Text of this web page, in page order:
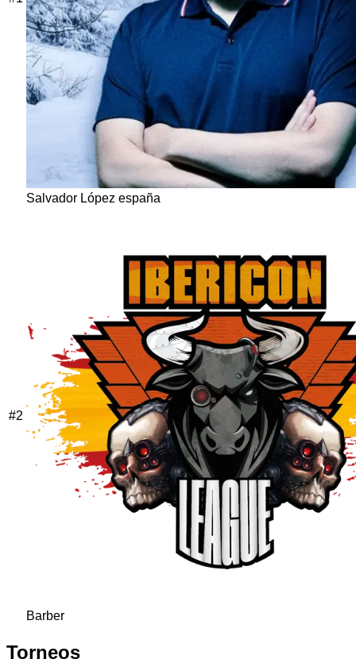
Salvador López españa
#2
Barber
Torneos